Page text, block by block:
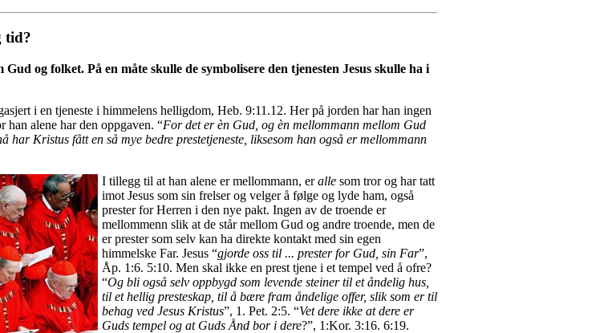
tid?
og folket. På en måte skulle de symbolisere den tjenesten Jesus skulle ha i
i en tjeneste i himmelens helligdom, Heb. 9:11.12. Her på jorden har han ingen
han alene har den oppgaven. “For det er èn Gud, og èn mellommann mellom Gud
har Kristus fått en så mye bedre prestetjeneste, liksesom han også er mellommann
I tillegg til at han alene er mellommann, eralle som tror og har tatt
imot Jesus som sin frelser og velger å følge og lyde ham, også
prester for Herren i den nye pakt. Ingen av de troende er
mellommenn slik at de står mellom Gud og andre troende, men de
er prester som selv kan ha direkte kontakt med sin egen
himmelske Far. Jesus “gjorde oss til ... prester for Gud, sin Far”,
Åp. 1:6. 5:10. Men skal ikke en prest tjene i et tempel ved å ofre?
“Og bli også selv oppbygd som levende steiner til et åndelig hus,
til et hellig presteskap, til å bære fram åndelige offer, slik som er til
behag ved Jesus Kristus”, 1. Pet. 2:5. “Vet dere ikke at dere er
Guds tempel og at Guds Ånd bor i dere?”, 1:Kor. 3:16. 6:19.